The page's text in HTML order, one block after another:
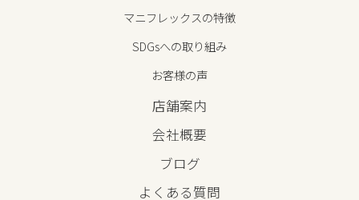
マニフレックスの特徴
SDGsへの取り組み
お客様の声
店舗案内
会社概要
ブログ
よくある質問